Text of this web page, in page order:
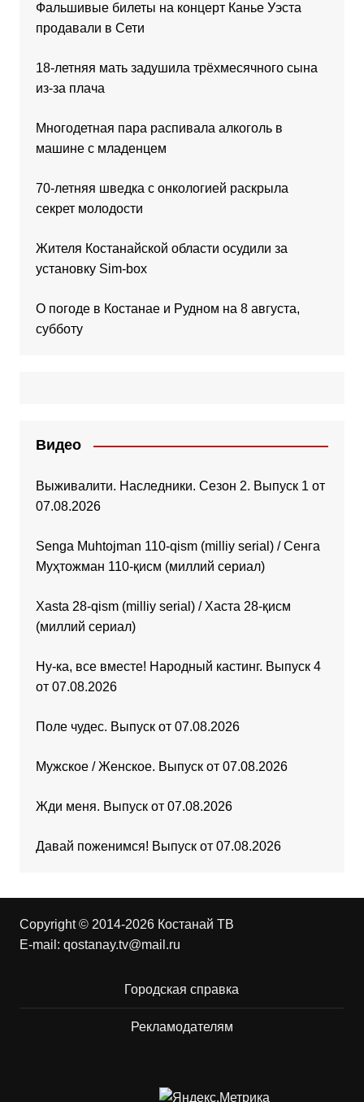
Фальшивые билеты на концерт Канье Уэста
продавали в Сети
18-летняя мать задушила трёхмесячного сына
из-за плача
Многодетная пара распивала алкоголь в
машине с младенцем
70-летняя шведка с онкологией раскрыла
секрет молодости
Жителя Костанайской области осудили за
установку Sim-box
О погоде в Костанае и Рудном на 8 августа,
субботу
Видео
Выживалити. Наследники. Сезон 2. Выпуск 1 от
07.08.2026
Senga Muhtojman 110-qism (milliy serial) / Сенга
Муҳтожман 110-қисм (миллий сериал)
Xasta 28-qism (milliy serial) / Хаста 28-қисм
(миллий сериал)
Ну-ка, все вместе! Народный кастинг. Выпуск 4
от 07.08.2026
Поле чудес. Выпуск от 07.08.2026
Мужское / Женское. Выпуск от 07.08.2026
Жди меня. Выпуск от 07.08.2026
Давай поженимся! Выпуск от 07.08.2026
Copyright © 2014-2026 Костанай ТВ
E-mail: qostanay.tv@mail.ru
Городская справка
Рекламодателям